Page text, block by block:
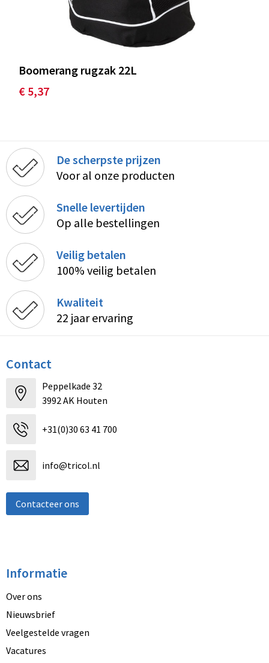
Boomerang rugzak 22L
€ 5,37
De scherpste prijzen
Voor al onze producten
Snelle levertijden
Op alle bestellingen
Veilig betalen
100% veilig betalen
Kwaliteit
22 jaar ervaring
Contact
Peppelkade 32
3992 AK Houten
+31(0)30 63 41 700
info@tricol.nl
Contacteer ons
Informatie
Over ons
Nieuwsbrief
Veelgestelde vragen
Vacatures